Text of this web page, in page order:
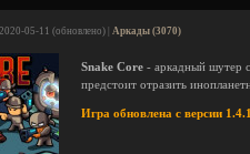
2020-05-11 (обновлено) | Аркады (3070)
Snake Core - аркадный шутер
предстоит отразить
Игра обновлена с версии